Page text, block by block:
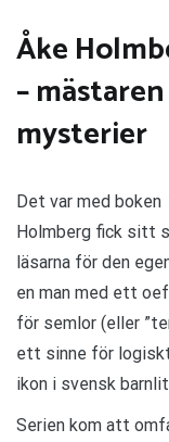
Åke
–
mysterier
Det var med boken
Holmberg fick sitt
läsarna för den
en man med ett
för semlor (eller
ett sinne för
ikon i svensk
Serien kom att